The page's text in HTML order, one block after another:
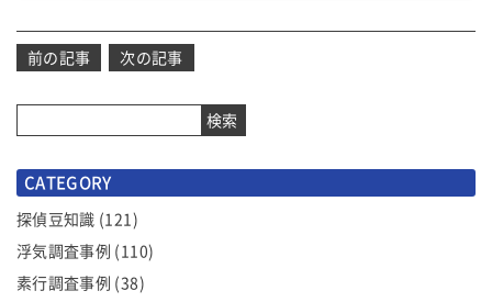
投
ナ
ビ
ー
シ
ョ
ン
前の記事 次の記事
検索
CATEGORY
探偵豆知識 (121)
浮気調査事例 (110)
素行調査事例 (38)